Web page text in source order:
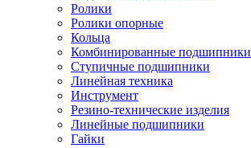
Ролики
Ролики опорные
Кольца
Комбинированные подшипники
Ступичные подшипники
Линейная техника
Инструмент
Резино-технические изделия
Линейные подшипники
Гайки